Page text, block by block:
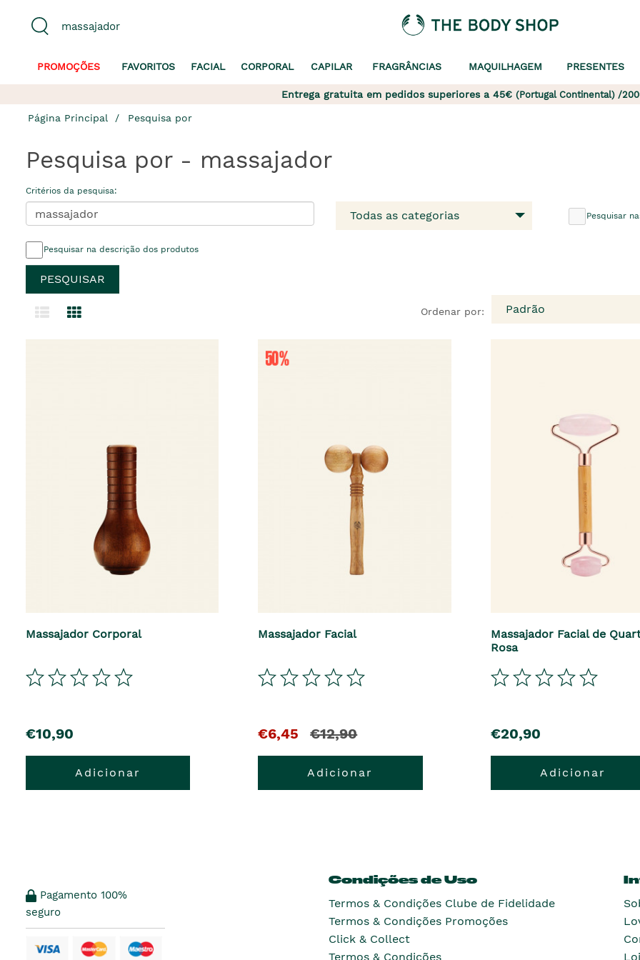
PROMOÇÕES FAVORITOS FACIAL CORPORAL CAPILAR FRAGRÂNCIAS MAQUILHAGEM PRESENTES
Entrega gratuita em pedidos superiores a 45€ (Portugal Continental) /
Página Principal Pesquisa por
Pesquisa por - massajador
Critérios da pesquisa:
Todas as categorias Pesquisar
Pesquisar na descrição dos produtos
Ordenar por: Padrão
Massajador Corporal
€10,90
Adicionar
Massajador Facial
€6,45 €12,90
Adicionar
Massajador Facial de
Rosa
€20,90
Adicionar
Pagamento 100%
seguro
Condições de Uso
Termos & Condições Clube de Fidelidade
Termos & Condições Promoções
Click & Collect
Termos & Condições